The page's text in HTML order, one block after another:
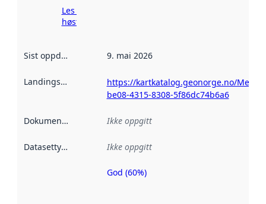
Les mer om
høsting her
Sist oppdatert 9. mai 2026
Landingsside
https://kartkatalog.geonorge.no/
be08-4315-8308-5f86dc74b6a6
Dokumentasjon Ikke oppgitt
Datasettype Ikke oppgitt
Metadatakvalitet
God (60%)